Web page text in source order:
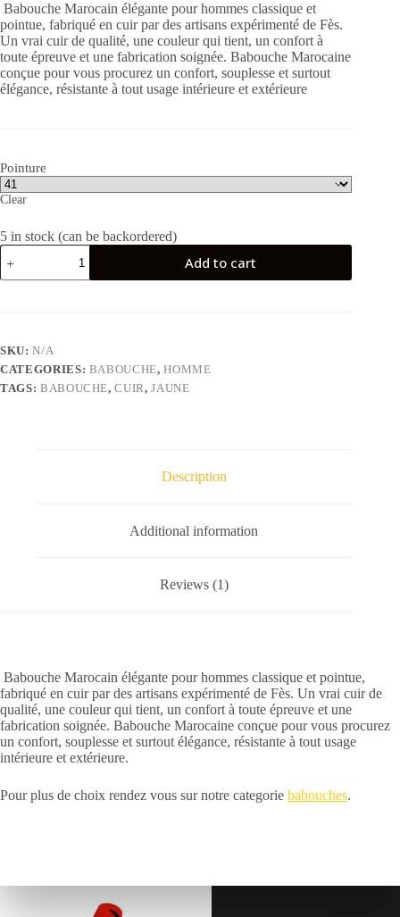
Babouche Marocain élégante pour hommes classique et
pointue, fabriqué en cuir par des artisans expérimenté de Fès.
Un vrai cuir de qualité, une couleur qui tient, un confort à
toute épreuve et une fabrication soignée. Babouche Marocaine
conçue pour vous procurez un confort, souplesse et surtout
élégance, résistante à tout usage intérieure et extérieure
Pointure
Clear
5 in stock (can be backordered)
Babouche
homme
100%
Add to cart
SKU:N/A
CATEGORIES: BABOUCHE,HOMME
TAGS: BABOUCHE,CUIR,JAUNE
Description
Additional information
Reviews (1)
Babouche Marocain élégante pour hommes classique et pointue,
fabriqué en cuir par des artisans expérimenté de Fès. Un vrai cuir de
qualité, une couleur qui tient, un confort à toute épreuve et une
fabrication soignée. Babouche Marocaine conçue pour vous procurez
un confort, souplesse et surtout élégance, résistante à tout usage
intérieure et extérieure.
Pour plus de choix rendez vous sur notre categorie babouches.